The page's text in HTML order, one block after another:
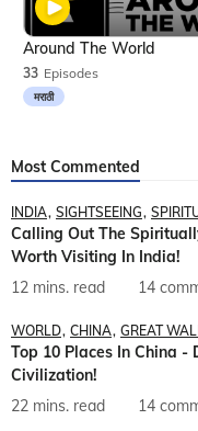
33 Episodes
मराठी
Around The World
Most Commented
INDIA SIGHTSEEING
Calling Out The
Worth Visiting In India!
12 mins. read
14
WORLD CHINA GREAT
Top 10 Places In China -
Civilization!
22 mins. read
14